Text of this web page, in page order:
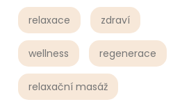
relaxace zdraví
wellness regenerace
relaxační masáž